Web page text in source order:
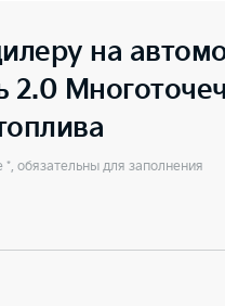
на
2.0
обязательны для заполнения